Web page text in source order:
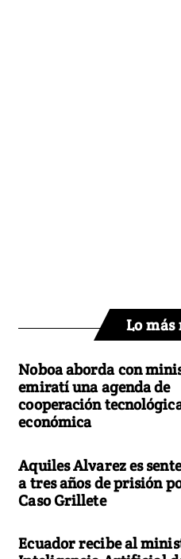
Lo
Noboa aborda con
emiratí una agenda de
cooperación
económica
Aquiles Alvarez es
a tres años de prisión
Caso Grillete
Ecuador recibe al